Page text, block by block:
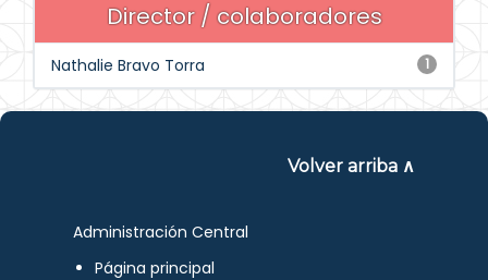
Director / colaboradores
1
Nathalie Bravo Torra
Volver arriba ∧
Administración Central
Página principal